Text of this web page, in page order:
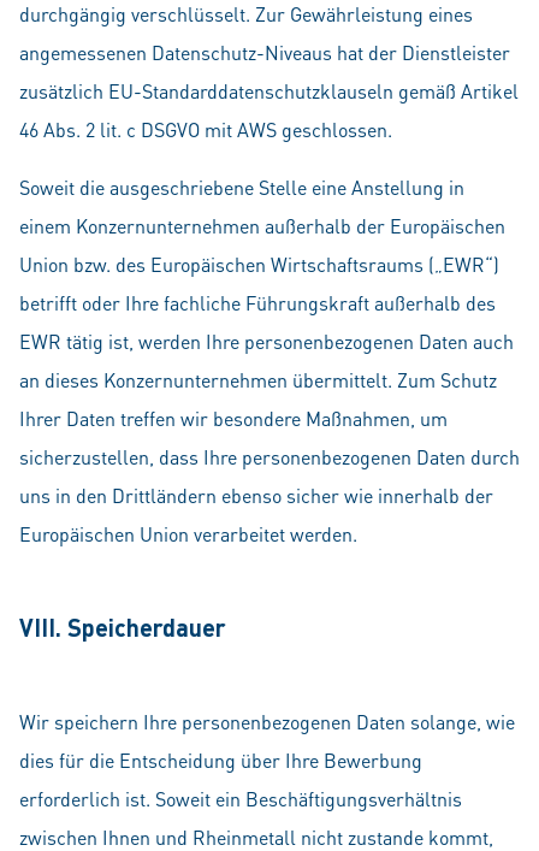
durchgängig verschlüsselt. Zur Gewährleistung eines
angemessenen Datenschutz-Niveaus hat der Dienstleister
zusätzlich EU-Standarddatenschutzklauseln gemäß Artikel
46 Abs. 2 lit. c DSGVO mit AWS geschlossen.
Soweit die ausgeschriebene Stelle eine Anstellung in
einem Konzernunternehmen außerhalb der Europäischen
Union bzw. des Europäischen Wirtschaftsraums („EWR“)
betrifft oder Ihre fachliche Führungskraft außerhalb des
EWR tätig ist, werden Ihre personenbezogenen Daten auch
an dieses Konzernunternehmen übermittelt. Zum Schutz
Ihrer Daten treffen wir besondere Maßnahmen, um
sicherzustellen, dass Ihre personenbezogenen Daten durch
uns in den Drittländern ebenso sicher wie innerhalb der
Europäischen Union verarbeitet werden.
VIII. Speicherdauer
Wir speichern Ihre personenbezogenen Daten solange, wie
dies für die Entscheidung über Ihre Bewerbung
erforderlich ist. Soweit ein Beschäftigungsverhältnis
zwischen Ihnen und Rheinmetall nicht zustande kommt,